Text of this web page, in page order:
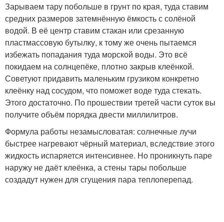
Зарываем тару побольше в грунт по края, туда ставим
средних размеров затемнённую ёмкость с солёной
водой. В её центр ставим стакан или срезанную
пластмассовую бутылку, к тому же очень пытаемся
избежать попадания туда морской воды. Это всё
покидаем на солнцепёке, плотно закрыв клеёнкой.
Советуют придавить маленьким грузиком конкретно
клеёнку над сосудом, что поможет воде туда стекать.
Этого достаточно. По прошествии третей части суток вы
получите объём порядка двести миллилитров.
Формула работы незамысловатая: солнечные лучи
быстрее нагревают чёрный материал, вследствие этого
жидкость испаряется интенсивнее. Но проникнуть паре
наружу не даёт клеёнка, а стены тары побольше
создадут нужен для сгущения пара теплоперепад.